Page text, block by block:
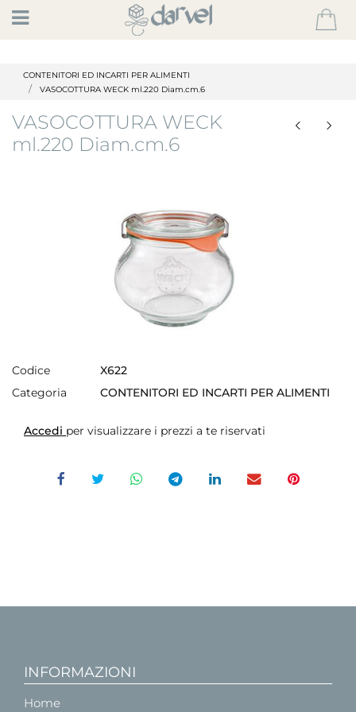
Open
CONTENITORI ED INCARTI PER ALIMENTI
VASOCOTTURA WECK ml.220 Diam.cm.6
VASOCOTTURA WECK
ml.220 Diam.cm.6
Codice
X622
Categoria
CONTENITORI ED INCARTI PER ALIMENTI
Accedi per visualizzare i prezzi a te riservati
INFORMAZIONI
Home